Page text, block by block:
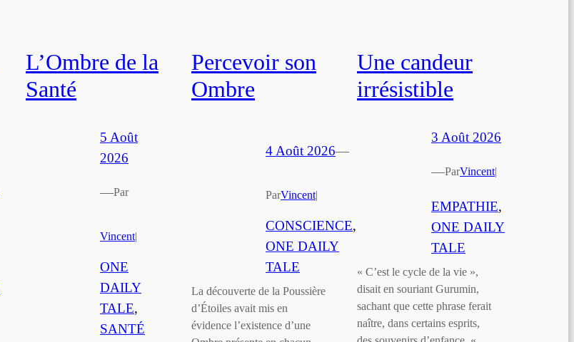
L’Ombre de la
Santé
5 Août
2026
—Par
Vincent|
ONE
DAILY
TALE
SANTÉ
Percevoir son
Ombre
4 Août 2026—
ParVincent|
CONSCIENCE
ONE DAILY
TALE
La découverte de la Poussière
d’Étoiles avait mis en
évidence l’existence d’une
Une candeur
irrésistible
3 Août 2026
—ParVincent|
EMPATHIE
ONE DAILY
TALE
« C’est le cycle de la vie »,
disait en souriant Gurumin,
sachant que cette phrase ferait
naître, dans certains esprits,